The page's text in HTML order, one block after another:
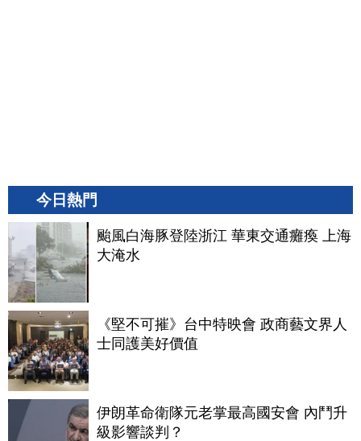
今日熱門
颱風白海豚登陸浙江 華東交通癱瘓 上海
大淹水
《堅不可摧》台中特映會 政商藝文界人
士同護美好價值
伊朗革命衛隊元老掌最高國安會 內鬥升
級影響談判？